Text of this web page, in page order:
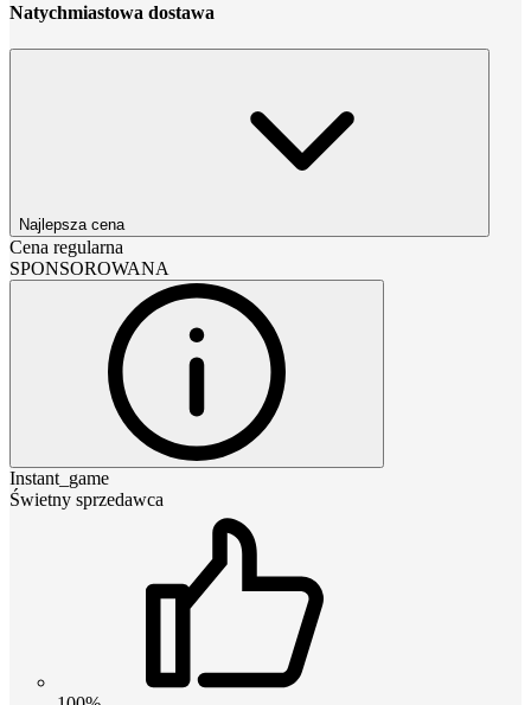
Natychmiastowa dostawa
Najlepsza cena
Cena regularna
SPONSOROWANA
Instant_game
Świetny sprzedawca